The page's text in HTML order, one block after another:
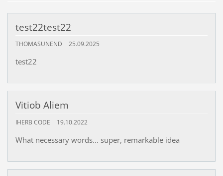
test22test22
THOMASUNEND 25.09.2025
test22
Vitiob Aliem
IHERB CODE 19.10.2022
What necessary words... super, remarkable idea